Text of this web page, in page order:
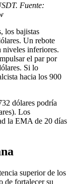
Fuente:
los bajistas
Un rebote
niveles inferiores.
el par por
Si lo
hacia los 900
dólares podría
Los
la EMA de 20 días
superior de los
de fortalecer su